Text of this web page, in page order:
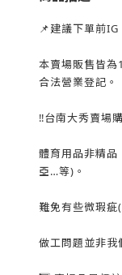
📌建議下單前
本賣場販售皆為
合法營業登記。
‼️台南大秀賣場
體育用品非精品
亞…等)。
難免有些微瑕
做工問題並非我